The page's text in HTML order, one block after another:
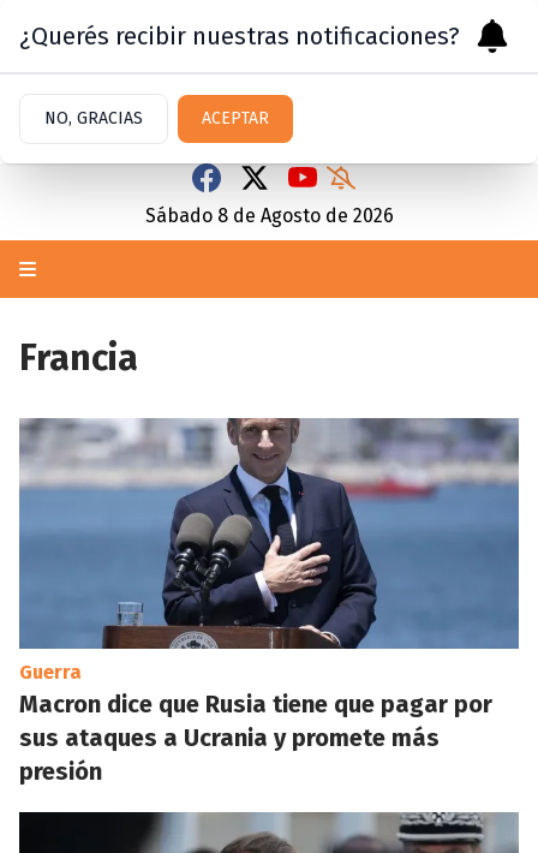
Sábado 8 de Agosto de 2026
Francia
Guerra
Macron dice que Rusia tiene que pagar por
sus ataques a Ucrania y promete más
presión
¿Querés recibir nuestras notificaciones?
NO, GRACIAS ACEPTAR